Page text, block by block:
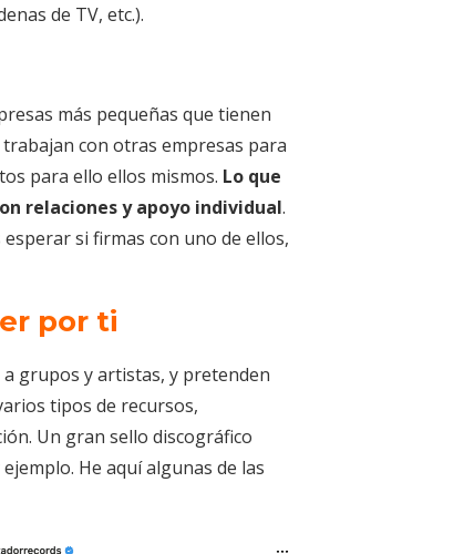
de TV, etc.).
más pequeñas que tienen
con otras empresas para
para ello ellos mismos. Lo que
relaciones y apoyo individual.
si firmas con uno de ellos,
por ti
grupos y artistas, y pretenden
tipos de recursos,
Un gran sello discográfico
He aquí algunas de las